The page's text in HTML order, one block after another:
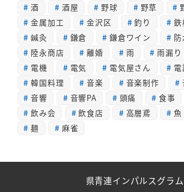
酒
酒屋 野球 野草
金属加工
金沢区 釣り 鉄
鍼灸
鎌倉 鎌倉ワイン
防
陸永商店
離婚 雨 雨漏り
電機
電気 電気屋さん
韓国料理
音楽 音楽制作
音響
音響PA 頭痛 食事
飲み会
飲食店 高層鳶 魚
麺
麻雀
県青連インパルスグラム